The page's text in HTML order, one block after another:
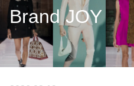
Brand JOY